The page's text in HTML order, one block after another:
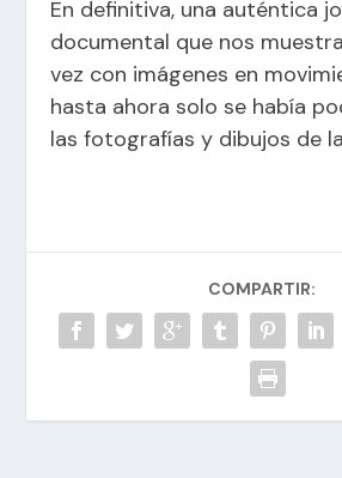
En definitiva, una auténtica
documental que nos
vez con imágenes en
hasta ahora solo se había
las fotografías y dibujos de
COMPARTIR: